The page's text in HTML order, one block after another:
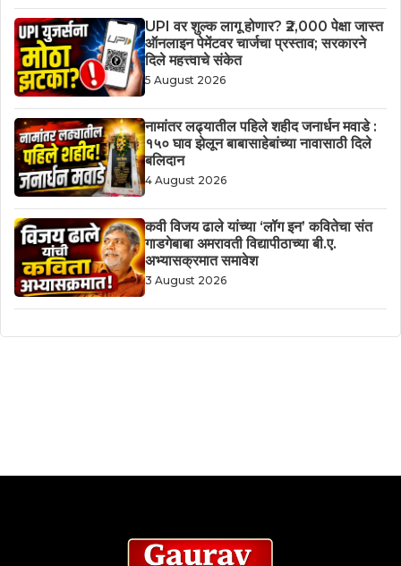
UPI वर शुल्क लागू होणार? ₹2,000 पेक्षा जास्त
ऑनलाइन पेमेंटवर चार्जचा प्रस्ताव; सरकारने
दिले महत्त्वाचे संकेत
5 August 2026
नामांतर लढ्यातील पहिले शहीद जनार्धन मवाडे :
१५० घाव झेलून बाबासाहेबांच्या नावासाठी दिले
बलिदान
4 August 2026
कवी विजय ढाले यांच्या ‘लॉग इन’ कवितेचा संत
गाडगेबाबा अमरावती विद्यापीठाच्या बी.ए.
अभ्यासक्रमात समावेश
3 August 2026